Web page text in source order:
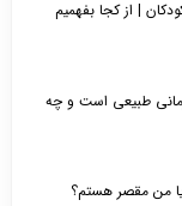
| از کجا بفهمیم
طبیعی است و چه
من مقصر هستم؟